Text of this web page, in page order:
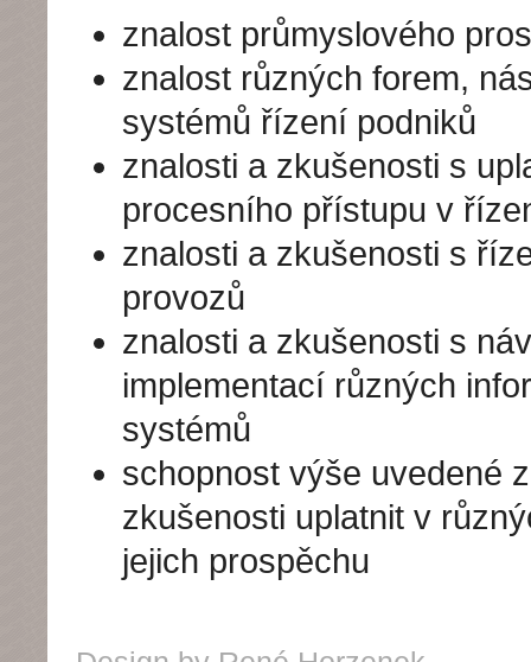
znalost průmyslového
znalost různých forem,
systémů řízení podniků
znalosti a zkušenosti s
procesního přístupu v
znalosti a zkušenosti s
provozů
znalosti a zkušenosti s
implementací různých
systémů
schopnost výše uvedené
zkušenosti uplatnit v
jejich prospěchu